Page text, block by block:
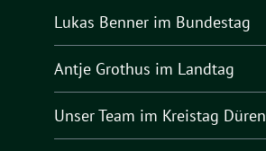
Lukas Benner im Bundestag
Antje Grothus im Landtag
Unser Team im Kreistag Düren